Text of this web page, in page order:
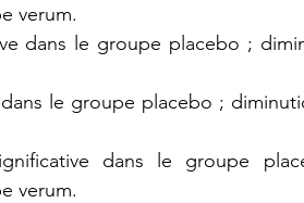
verum.
dans le groupe placebo ;
le groupe placebo ;
dans le groupe
verum.